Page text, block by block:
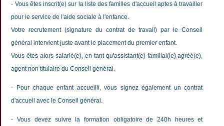
- Vous êtes inscrit(e) sur la liste des familles d'accueil aptes à travailler
pour le service de l'aide sociale à l'enfance.
Votre recrutement (signature du contrat de travail) par le Conseil
général intervient juste avant le placement du premier enfant.
Vous êtes alors salarié(e), en tant qu'assistant(e) familial(le) agréé(e),
agent non titulaire du Conseil général.
- Pour chaque enfant accueilli, vous signez également un contrat
d'accueil avec le Conseil général.
- Vous devez suivre la formation obligatoire de 240h heures et